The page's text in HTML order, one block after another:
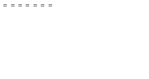
= = = = = = =